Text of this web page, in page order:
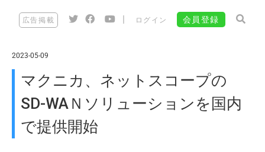
広告掲載 ログイン 会員登録
2023-05-09
マクニカ、ネットスコープの
SD-WAＮソリューションを国内
で提供開始